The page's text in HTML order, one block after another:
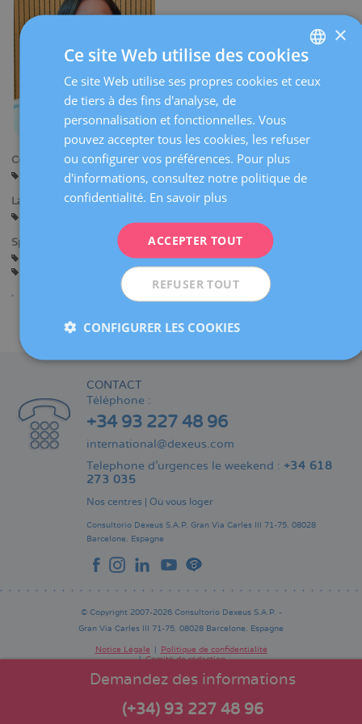
Centres:
Tarragone
Reus
Langues:
Spécialités:
Gynécologie Générale
Assistance avant la Grossesse
Grossesse et Accouchement
Demandez des informations
(+34) 93 227 48 96
CONTACT
Téléphone :
+34 93 227 48 96
international@dexeus.com
Telephone d’urgences le weekend : +34 618
273 035
Nos centres | Où vous loger
Consultorio Dexeus S.A.P. Gran Via Carles III 71-75. 08028
Barcelone. Espagne
© Copyright 2007-2026 Consultorio Dexeus S.A.P. -
Gran Via Carles III 71-75. 08028 Barcelone. Espagne
Pie
Notice Légale
Politique de confidentialité
Comité de rédaction
SPANISH
×
Ce site Web utilise des cookies
Ce site Web utilise ses propres cookies et ceux
de tiers à des fins d'analyse, de
personnalisation et fonctionnelles. Vous
pouvez accepter tous les cookies, les refuser
ou configurer vos préférences. Pour plus
d'informations, consultez notre politique de
confidentialité. En savoir plus
ACCEPTER TOUT
REFUSER TOUT
CONFIGURER LES COOKIES